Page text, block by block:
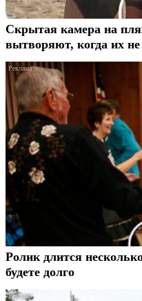
Скрытая камера на
вытворяют, когда их
Ролик длится
будете долго